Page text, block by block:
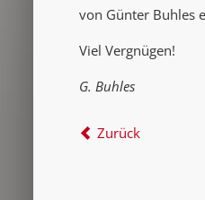
von Günter Buhles
Viel Vergnügen!
G. Buhles
Zurück